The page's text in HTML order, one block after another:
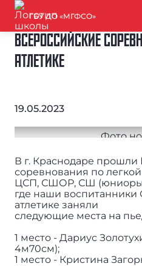
ГБУ ДО «МГФСО»
ВСЕРОССИЙСКИЕ
АТЛЕТИКЕ
19.05.2023
В г. Краснодаре прошли
соревнования по
ЦСП, СШОР, СШ (юниоры
где наши
атлетике заняли
следующие места на
1 место - Дариус
4м70см);
1 место - Кристина